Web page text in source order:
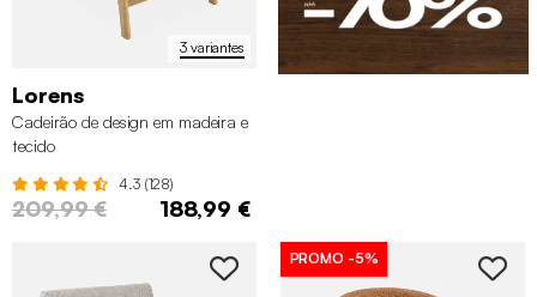
3 variantes
Lorens
Cadeirão de design em madeira e
tecido
4.3 (128)
209,99 € 188,99 €
PROMO -5%